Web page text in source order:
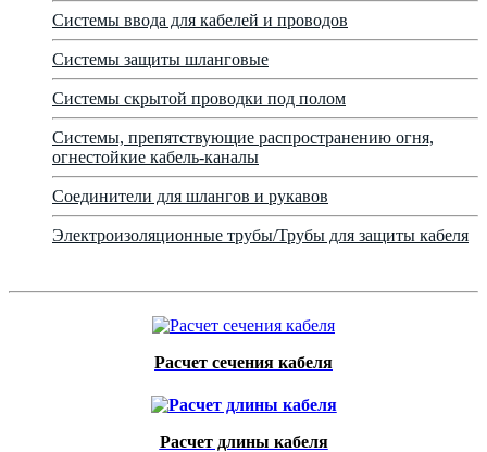
Системы ввода для кабелей и проводов
Системы защиты шланговые
Системы скрытой проводки под полом
Системы, препятствующие распространению огня,
огнестойкие кабель-каналы
Соединители для шлангов и рукавов
Электроизоляционные трубы/Трубы для защиты кабеля
Расчет сечения кабеля
Расчет длины кабеля